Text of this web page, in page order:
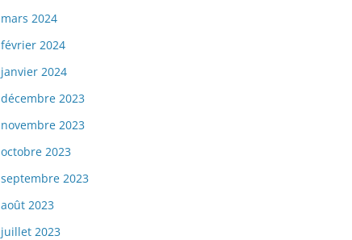
mars 2024
février 2024
janvier 2024
décembre 2023
novembre 2023
octobre 2023
septembre 2023
août 2023
juillet 2023